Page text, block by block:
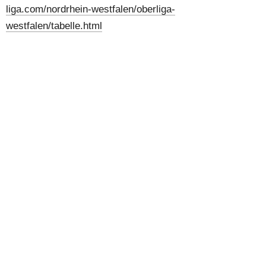
liga.com/nordrhein-westfalen/oberliga-
westfalen/tabelle.html